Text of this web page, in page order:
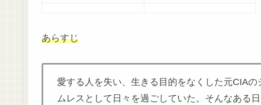
あらすじ
愛する人を失い、生きる目的をなくした元CIA
ムレスとして日々を過ごしていた。そんなある